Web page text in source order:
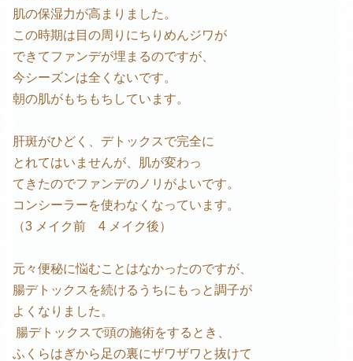
肌の保湿力が高まりました。
この時期は目の周りにちりめんジワが
できてファンデが埋まるのですが、
今シーズンは全くないです。
朝の肌がもちもちしています。
肝斑がひどく、デトックスで完全に
とれてはいませんが、肌が変わっ
てきたのでファンデのノリがよいです。
コンシーラーを使わなくなっています。
（3 メイク前 4 メイク後）
元々便秘に悩むことはなかったのですが、
腸デトックスを続けるうちにもっと調子が
よくなりました。
腸デトックスで頭の施術をするとき、
ふくらはぎから足の裏にザワザワと抜けて